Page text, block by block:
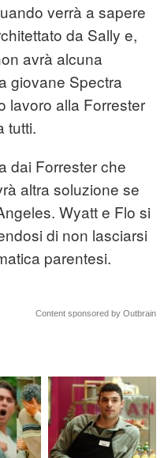
verrà a sapere
da Sally e,
avrà alcuna
giovane Spectra
lavoro alla Forrester
tutti.
dai Forrester che
altra soluzione se
Wyatt e Flo si
di non lasciarsi
parentesi.
Content sponsored by Outbrain